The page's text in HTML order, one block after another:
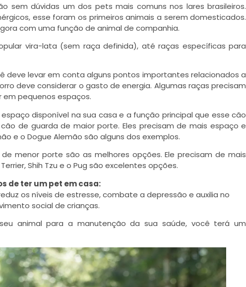
sem dúvidas um dos pets mais comuns nos lares brasileiros.
esse foram os primeiros animais a serem domesticados.
com uma função de animal de companhia.
vira-lata (sem raça definida), até raças específicas para
deve levar em conta alguns pontos importantes relacionados a
deve considerar o gasto de energia. Algumas raças precisam
pequenos espaços.
disponível na sua casa e a função principal que esse cão
de guarda de maior porte. Eles precisam de mais espaço e
e o Dogue Alemão são alguns dos exemplos.
menor porte são as melhores opções. Ele precisam de mais
Shih Tzu e o Pug são excelentes opções.
de ter um pet em casa:
os níveis de estresse, combate a depressão e auxilia no
social de crianças.
animal para a manutenção da sua saúde, você terá um